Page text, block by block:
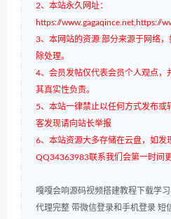
2、本站永久网址：
https://www.gagaqince.net,https://
3、本网站的资源 部分来源于网络
除处理。
4、会员发帖仅代表会员个人观点，
其真实性负责。
5、本站一律禁止以任何方式发布或
客发现请向站长举报
6、本站资源大多存储在云盘，如发
QQ34363983联系我们会第一时间更
嘎嘎会响源码视频搭建教程下载学
代理完整 带微信登录和手机登录 短